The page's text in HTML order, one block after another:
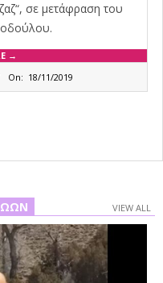
σε μετάφραση του
→
On: 18/11/2019
VIEW ALL